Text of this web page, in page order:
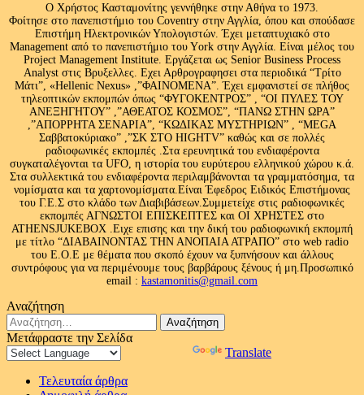
Ο Χρήστος Κασταμονίτης γεννήθηκε στην Αθήνα το 1973.
Φοίτησε στο πανεπιστήμιο του Coventry στην Αγγλία, όπου και σπούδασε
Επιστήμη Ηλεκτρονικών Υπολογιστών. Έχει μεταπτυχιακό στο
Management από το πανεπιστήμιο του Υork στην Αγγλία. Είναι μέλος του
Project Management Institute. Εργάζεται ως Senior Business Process
Analyst στις Βρυξελλες. Εχει Αρθρογραφησει στα περιοδικά “Τρίτο
Μάτι”, «Hellenic Nexus» ,”ΦΑΙΝΟΜΕΝΑ”. Έχει εμφανιστεί σε πλήθος
τηλεοπτικών εκπομπών όπως “ΦΥΓΟΚΕΝΤΡΟΣ” , “ΟΙ ΠΥΛΕΣ ΤΟΥ
ΑΝΕΞΗΓΗΤΟΥ” ,”ΑΘΕΑΤΟΣ ΚΟΣΜΟΣ”, “ΠΑΝΩ ΣΤΗΝ ΩΡΑ”
,”ΑΠΟΡΡΗΤΑ ΣΕΝΑΡΙΑ”, “ΚΩΔΙΚΑΣ ΜΥΣΤΗΡΙΩΝ” , “MEGA
Σαββατοκύριακο” ,”ΣΚ ΣΤΟ HIGHTV” καθώς και σε πολλές
ραδιοφωνικές εκπομπές .Στα ερευνητικά του ενδιαφέροντα
συγκαταλέγονται τα UFO, η ιστορία του ευρύτερου ελληνικού χώρου κ.ά.
Στα συλλεκτικά του ενδιαφέροντα περιλαμβάνονται τα γραμματόσημα, τα
νομίσματα και τα χαρτονομίσματα.Είναι Έφεδρος Ειδικός Επιστήμονας
του Γ.Ε.Σ στο κλάδο των Διαβιβάσεων.Συμμετείχε στις ραδιοφωνικές
εκπομπές ΑΓΝΩΣΤΟΙ ΕΠΙΣΚΕΠΤΕΣ και ΟΙ ΧΡΗΣΤΕΣ στο
ATHENSJUKEBOX .Ειχε επισης και την δική του ραδιοφωνική εκπομπή
με τίτλο “ΔΙΑΒΑΙΝΟΝΤΑΣ ΤΗΝ ΑΝΟΠΑΙΑ ΑΤΡΑΠΟ” στο web radio
του Ε.Ο.Ε με θέματα που σκοπό έχουν να ξυπνήσουν και άλλους
συντρόφους για να περιμένουμε τους βαρβάρους ξένους ή μη.Προσωπικό
email : kastamonitis@gmail.com
Αναζήτηση
Αναζήτηση
για:
Μετάφραστε την Σελίδα
Translate
Τελευταία άρθρα